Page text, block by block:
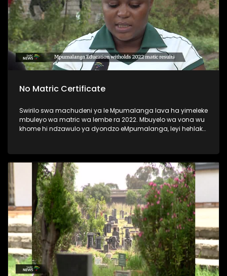
No Matric Certificate
Swirilo swa machudeni ya le Mpumalanga lava ha yimeleke
mbuleyo wa matric wa lembe ra 2022. Mbuyelo wa vona wu
khome hi ndzawulo ya dyondzo eMpumalanga, leyi hehlaka